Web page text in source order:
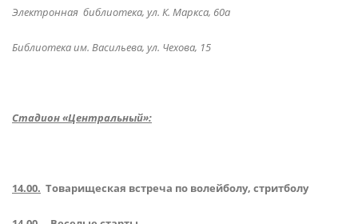
Электронная библиотека, ул. К. Маркса, 60а
Библиотека им. Васильева, ул. Чехова, 15
Стадион «Центральный»:
14.00. Товарищеская встреча по волейболу, стритболу